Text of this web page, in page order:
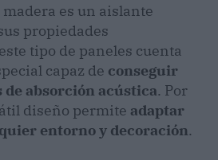
es un aislante
propiedades
tipo de paneles cuenta
capaz de conseguir
absorción acústica. Por
diseño permite adaptar
entorno y decoración.